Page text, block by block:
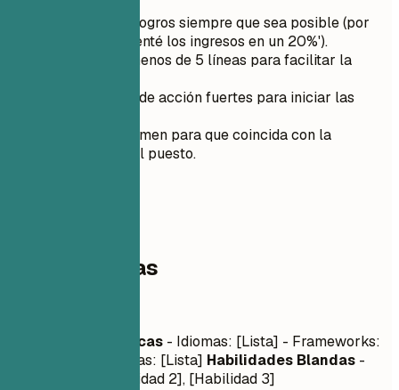
Cuantifica los logros siempre que sea posible (por
ejemplo, 'Aumenté los ingresos en un 20%').
Mantenlo en menos de 5 líneas para facilitar la
Utiliza verbos de acción fuertes para iniciar las
Adapta el resumen para que coincida con la
descripción del puesto.
Competencias
Habilidades Técnicas - Idiomas: [Lista] - Frameworks:
[Lista] - Herramientas: [Lista] Habilidades Blandas -
[Habilidad 1], [Habilidad 2], [Habilidad 3]